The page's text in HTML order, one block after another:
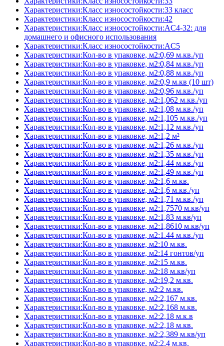
Характеристики:Класс износостойкости:33 класс
Характеристики:Класс износостойкости:42
Характеристики:Класс износостойкости:AC4-32: для
домашнего и офисного использования
Характеристики:Класс износостойкости:AC5
Характеристики:Кол-во в упаковке, м2:0,69 м.кв./уп
Характеристики:Кол-во в упаковке, м2:0,84 м.кв./уп
Характеристики:Кол-во в упаковке, м2:0,88 м.кв./уп
Характеристики:Кол-во в упаковке, м2:0,9 м.кв (10 шт)
Характеристики:Кол-во в упаковке, м2:0,96 м.кв./уп
Характеристики:Кол-во в упаковке, м2:1,062 м.кв./уп
Характеристики:Кол-во в упаковке, м2:1,08 м.кв./уп
Характеристики:Кол-во в упаковке, м2:1,105 м.кв./уп
Характеристики:Кол-во в упаковке, м2:1,12 м.кв./уп
Характеристики:Кол-во в упаковке, м2:1,2 м²
Характеристики:Кол-во в упаковке, м2:1,26 м.кв./уп
Характеристики:Кол-во в упаковке, м2:1,35 м.кв./уп
Характеристики:Кол-во в упаковке, м2:1,44 м.кв./уп
Характеристики:Кол-во в упаковке, м2:1,49 м.кв./уп
Характеристики:Кол-во в упаковке, м2:1,6 м.кв.
Характеристики:Кол-во в упаковке, м2:1,6 м.кв./уп
Характеристики:Кол-во в упаковке, м2:1,71 м.кв./уп
Характеристики:Кол-во в упаковке, м2:1,7570 м.кв/уп
Характеристики:Кол-во в упаковке, м2:1,83 м.кв/уп
Характеристики:Кол-во в упаковке, м2:1,8610 м.кв/уп
Характеристики:Кол-во в упаковке, м2:1.44 м.кв./уп
Характеристики:Кол-во в упаковке, м2:10 м.кв.
Характеристики:Кол-во в упаковке, м2:14 гонтов/уп
Характеристики:Кол-во в упаковке, м2:15 м.кв.
Характеристики:Кол-во в упаковке, м2:18 м.кв/уп
Характеристики:Кол-во в упаковке, м2:19,2 м.кв.
Характеристики:Кол-во в упаковке, м2:2 м.кв.
Характеристики:Кол-во в упаковке, м2:2,167 м.кв.
Характеристики:Кол-во в упаковке, м2:2,168 м.кв.
Характеристики:Кол-во в упаковке, м2:2,18 м.к.в
Характеристики:Кол-во в упаковке, м2:2,18 м.кв.
Характеристики:Кол-во в упаковке, м2:2,389 м.кв/уп
Характеристики:Кол-во в упаковке, м2:2,4 м.кв.